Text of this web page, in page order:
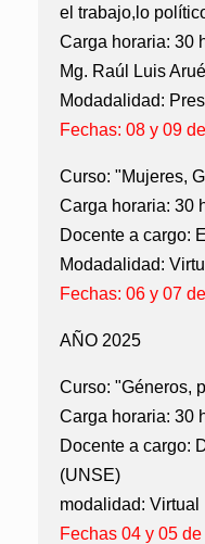
el trabajo,lo
Carga horaria: 30
Mg. Raúl Luis
Modadalidad:
Fechas: 08 y 09
Curso: "Mujeres,
Carga horaria: 30
Docente a cargo:
Modadalidad:
Fechas: 06 y 07
AÑO 2025
Curso: "Géneros,
Carga horaria: 30
Docente a cargo:
(UNSE)
modalidad: Virtual
Fechas 04 y 05 de